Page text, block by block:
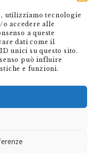
utilizziamo tecnologie
accedere alle
a queste
dati come il
unici su questo sito.
può influire
e funzioni.